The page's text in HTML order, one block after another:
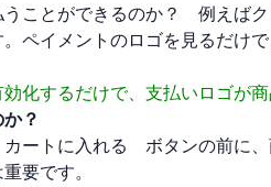
ことができるのか？ 例えば
ペイメントのロゴを見るだけ
するだけで、支払いロゴが商
？
ートに入れる ボタンの前に
要です。